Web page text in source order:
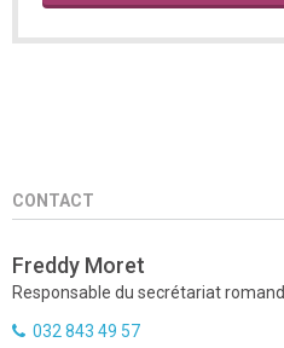
CONTACT
Freddy Moret
Responsable du secrétariat romand
032 843 49 57